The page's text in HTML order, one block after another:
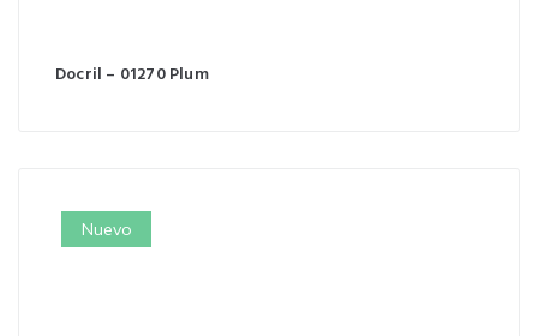
Docril – 01270 Plum
Nuevo